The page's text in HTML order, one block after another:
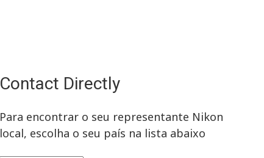
Contact Directly
Para encontrar o seu representante Nikon
local, escolha o seu país na lista abaixo